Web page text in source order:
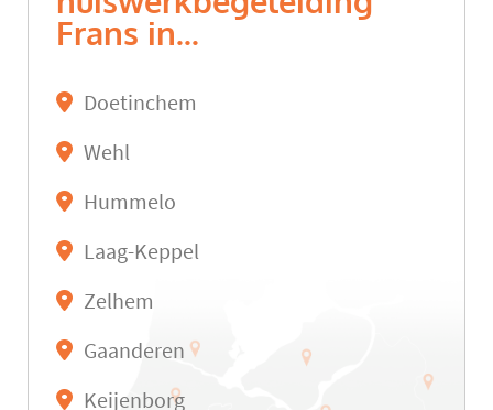
Frans in...
Doetinchem
Wehl
Hummelo
Laag-Keppel
Zelhem
Gaanderen
Keijenborg